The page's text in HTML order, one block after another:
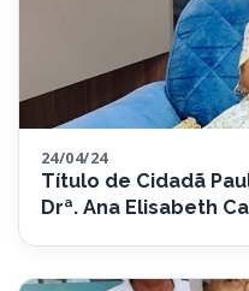
24/04/24
Título de Cidadã
Drª. Ana Elisabeth